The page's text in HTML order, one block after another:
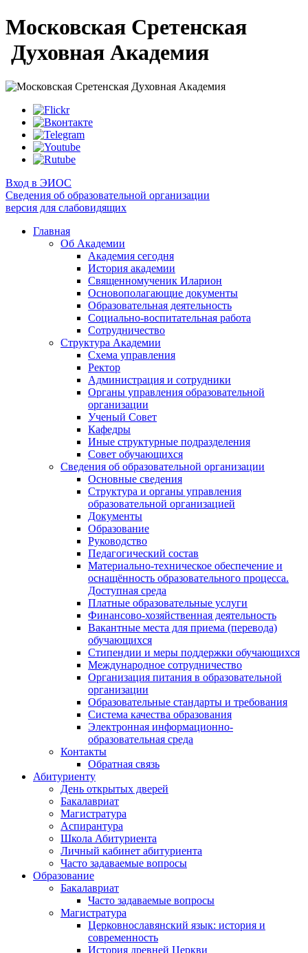
Московская Сретенская
Духовная Академия
Вход в ЭИОС
Сведения об образовательной организации
версия для слабовидящих
Главная
Об Академии
Академия сегодня
История академии
Священномученик Иларион
Основополагающие документы
Образовательная деятельность
Социально-воспитательная работа
Сотрудничество
Структура Академии
Схема управления
Ректор
Администрация и сотрудники
Органы управления образовательной
организации
Ученый Совет
Кафедры
Иные структурные подразделения
Совет обучающихся
Сведения об образовательной организации
Основные сведения
Структура и органы управления
образовательной организацией
Документы
Образование
Руководство
Педагогический состав
Материально-техническое обеспечение и
оснащённость образовательного процесса.
Доступная среда
Платные образовательные услуги
Финансово-хозяйственная деятельность
Вакантные места для приема (перевода)
обучающихся
Стипендии и меры поддержки обучающихся
Международное сотрудничество
Организация питания в образовательной
организации
Образовательные стандарты и требования
Система качества образования
Электронная информационно-
образовательная среда
Контакты
Обратная связь
Абитуриенту
День открытых дверей
Бакалавриат
Магистратура
Аспирантура
Школа Абитуриента
Личный кабинет абитуриента
Часто задаваемые вопросы
Образование
Бакалавриат
Часто задаваемые вопросы
Магистратура
Церковнославянский язык: история и
современность
История древней Церкви